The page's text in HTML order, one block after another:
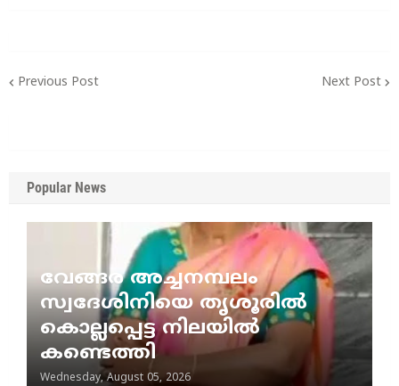
Previous Post Next Post
Popular News
വേങ്ങര അച്ചനമ്പലം
സ്വദേശിനിയെ തൃശൂരിൽ
കൊല്ലപ്പെട്ട നിലയിൽ
കണ്ടെത്തി
Wednesday, August 05, 2026